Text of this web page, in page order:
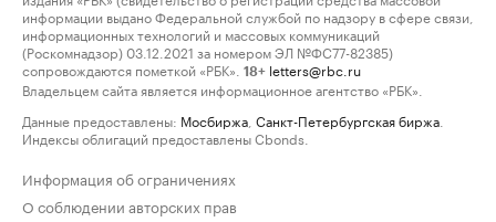
информации выдано Федеральной службой по надзору в сфере связи,
информационных технологий и массовых коммуникаций
(Роскомнадзор) 03.12.2021 за номером ЭЛ №ФС77-82385)
сопровождаются пометкой «РБК».
18+ letters@rbc.ru
Владельцем сайта является информационное агентство «РБК».
Данные предоставлены: Мосбиржа Санкт-Петербургская биржа
Индексы облигаций предоставлены Cbonds.
Информация об ограничениях
О соблюдении авторских прав